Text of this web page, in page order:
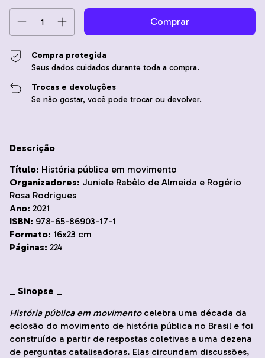
Compra protegida
Seus dados cuidados durante toda a compra.
Trocas e devoluções
Se não gostar, você pode trocar ou devolver.
Descrição
Título: História pública em movimento
Organizadores: Juniele Rabêlo de Almeida e Rogério
Rosa Rodrigues
Ano: 2021
ISBN: 978-65-86903-17-1
Formato: 16x23 cm
Páginas: 224
Sinopse _
História pública em movimentocelebra uma década da
eclosão do movimento de história pública no Brasil e foi
construído a partir de respostas coletivas a uma dezena
de perguntas catalisadoras. Elas circundam discussões,